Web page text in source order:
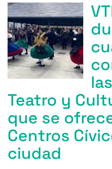
Teatro y
que se
Centros
ciudad